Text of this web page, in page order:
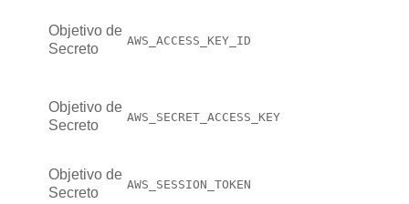
Objetivo de
Secreto
AWS_ACCESS_KEY_ID
Objetivo de
Secreto
AWS_SECRET_ACCESS_KEY
Objetivo de
Secreto
AWS_SESSION_TOKEN